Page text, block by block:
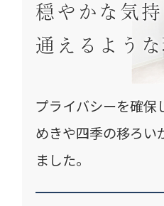
穏やかな気持
通えるよう
プライバシーを確保
めきや四季の移ろい
ました。